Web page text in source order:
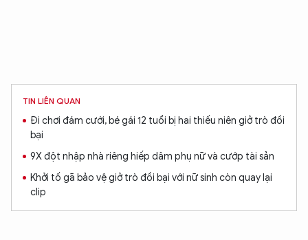
TIN LIÊN QUAN
Đi chơi đám cưới, bé gái 12 tuổi bị hai thiếu niên giở trò đồi
bại
9X đột nhập nhà riêng hiếp dâm phụ nữ và cướp tài sản
Khởi tố gã bảo vệ giở trò đồi bại với nữ sinh còn quay lại
clip